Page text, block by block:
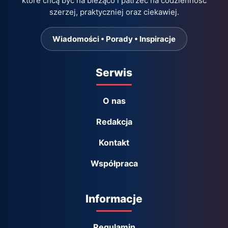
szerzej, praktyczniej oraz ciekawiej.
Wiadomości • Porady • Inspiracje
Serwis
O nas
Redakcja
Kontakt
Współpraca
Informacje